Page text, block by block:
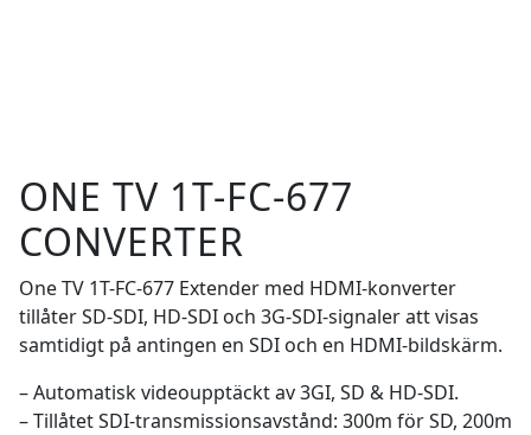
ONE TV 1T-FC-677
CONVERTER
One TV 1T-FC-677 Extender med HDMI-konverter
tillåter SD-SDI, HD-SDI och 3G-SDI-signaler att visas
samtidigt på antingen en SDI och en HDMI-bildskärm.
– Automatisk videoupptäckt av 3GI, SD & HD-SDI.
– Tillåtet SDI-transmissionsavstånd: 300m för SD, 200m